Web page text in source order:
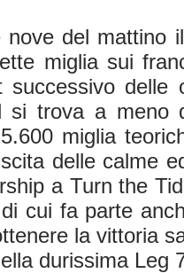
nove del mattino
miglia sui
successivo
si trova a meno
miglia
delle calme
a Turn the
cui fa parte
la vittoria
durissima Leg